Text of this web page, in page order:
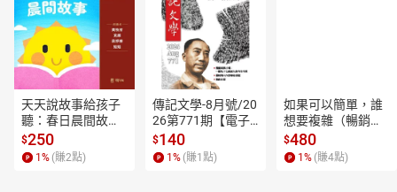
天天說故事給孩子
聽：春日晨間故事
【有聲書】
$250
1 % (賺2點)
傳記文學-8月號/20
26第771期【電子
書】
$140
1 % (賺1 點)
如果可以簡單，誰
想要複雜（暢銷經
典新編版）【電子
書】
$480
1 % (賺4點)